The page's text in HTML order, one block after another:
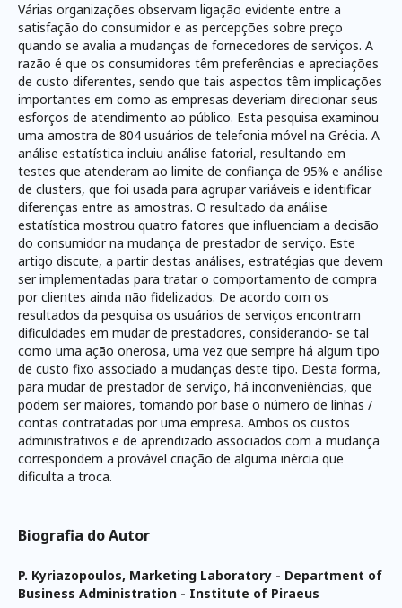
Várias organizações observam ligação evidente entre a
satisfação do consumidor e as percepções sobre preço
quando se avalia a mudanças de fornecedores de serviços. A
razão é que os consumidores têm preferências e apreciações
de custo diferentes, sendo que tais aspectos têm implicações
importantes em como as empresas deveriam direcionar seus
esforços de atendimento ao público. Esta pesquisa examinou
uma amostra de 804 usuários de telefonia móvel na Grécia. A
análise estatística incluiu análise fatorial, resultando em
testes que atenderam ao limite de confiança de 95% e análise
de clusters, que foi usada para agrupar variáveis e identificar
diferenças entre as amostras. O resultado da análise
estatística mostrou quatro fatores que influenciam a decisão
do consumidor na mudança de prestador de serviço. Este
artigo discute, a partir destas análises, estratégias que devem
ser implementadas para tratar o comportamento de compra
por clientes ainda não fidelizados. De acordo com os
resultados da pesquisa os usuários de serviços encontram
dificuldades em mudar de prestadores, considerando- se tal
como uma ação onerosa, uma vez que sempre há algum tipo
de custo fixo associado a mudanças deste tipo. Desta forma,
para mudar de prestador de serviço, há inconveniências, que
podem ser maiores, tomando por base o número de linhas /
contas contratadas por uma empresa. Ambos os custos
administrativos e de aprendizado associados com a mudança
correspondem a provável criação de alguma inércia que
dificulta a troca.
Biografia do Autor
P. Kyriazopoulos, Marketing Laboratory - Department of
Business Administration - Institute of Piraeus